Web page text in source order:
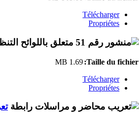
Télécharger
Propriétes
Taille du fichier:
1.69 MB
Télécharger
Propriétes